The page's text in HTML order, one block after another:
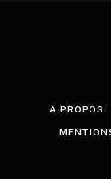
A PROPOS